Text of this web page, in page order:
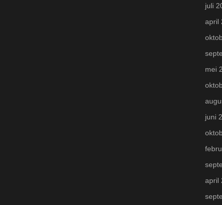
juli
april
mei
juni
april